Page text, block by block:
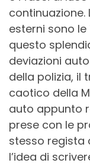
continuazione.
esterni sono
questo
deviazioni
della polizia, il
caotico della
auto appunto
prese con le
stesso regista
l’idea di